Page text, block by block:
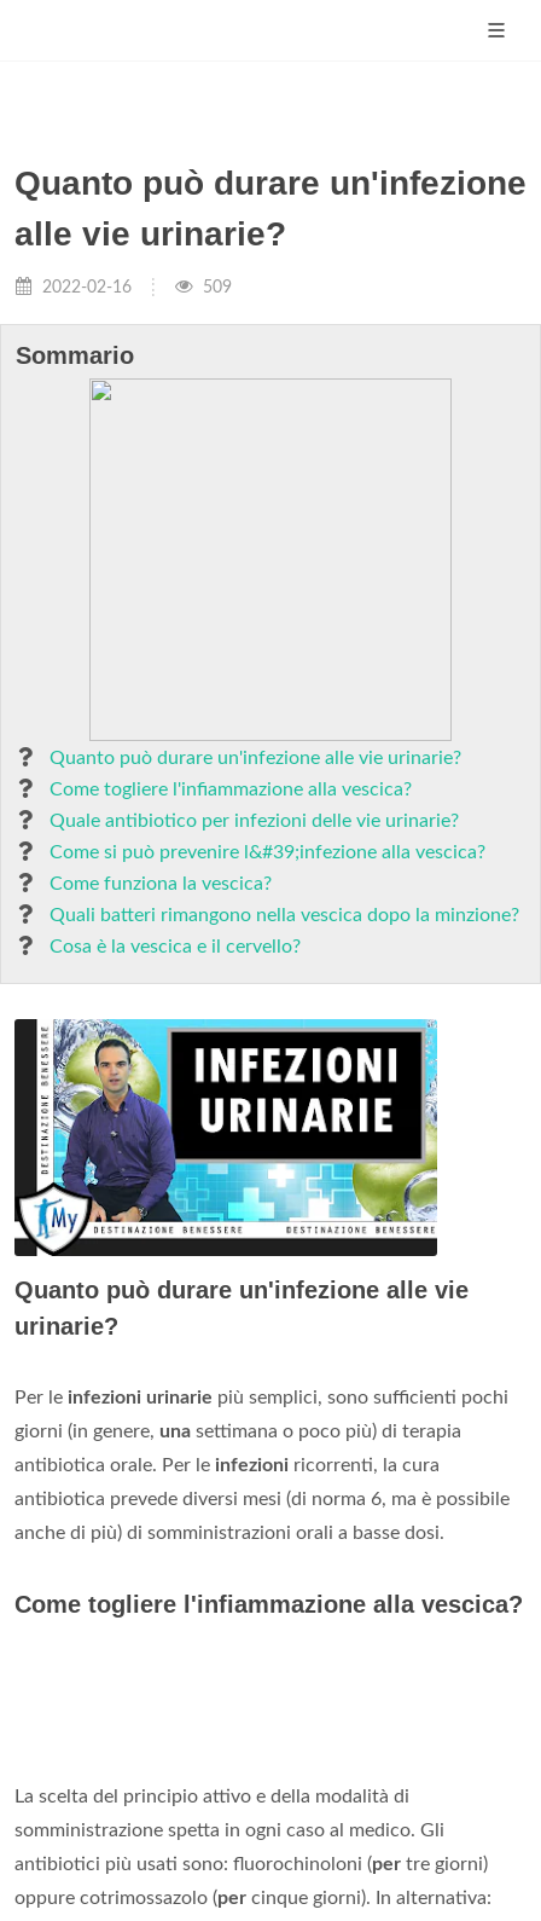
Quanto può durare un'infezione
alle vie urinarie?
2022-02-16 509
Sommario
Quanto può durare un'infezione alle vie urinarie?
Come togliere l'infiammazione alla vescica?
Quale antibiotico per infezioni delle vie urinarie?
Come si può prevenire l&#39;infezione alla vescica?
Come funziona la vescica?
Quali batteri rimangono nella vescica dopo la minzione?
Cosa è la vescica e il cervello?
Quanto può durare un'infezione alle vie
urinarie?
Per le infezioni urinarie più semplici, sono sufficienti pochi
giorni (in genere, una settimana o poco più) di terapia
antibiotica orale. Per le infezioni ricorrenti, la cura
antibiotica prevede diversi mesi (di norma 6, ma è possibile
anche di più) di somministrazioni orali a basse dosi.
Come togliere l'infiammazione alla vescica?
La scelta del principio attivo e della modalità di
somministrazione spetta in ogni caso al medico. Gli
antibiotici più usati sono: fluorochinoloni (per tre giorni)
oppure cotrimossazolo (per cinque giorni). In alternativa: